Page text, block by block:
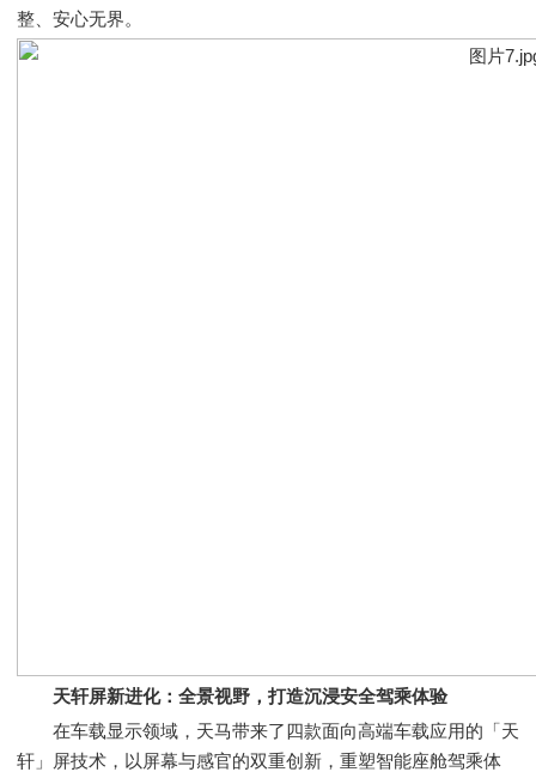
整、安心无界。
天轩屏新进化：全景视野，打造沉浸安全驾乘体验
在车载显示领域，天马带来了四款面向高端车载应用的「天
轩」屏技术，以屏幕与感官的双重创新，重塑智能座舱驾乘体